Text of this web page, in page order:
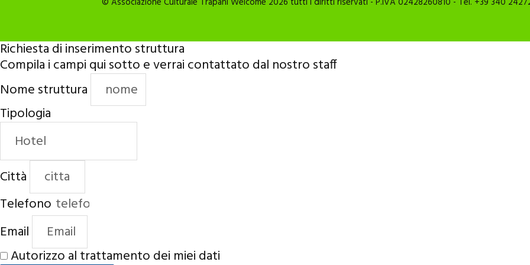
Richiesta di inserimento struttura
Compila i campi qui sotto e verrai contattato dal nostro staff
Nome struttura
Tipologia
Città
Telefono
Email
Autorizzo al trattamento dei miei dati